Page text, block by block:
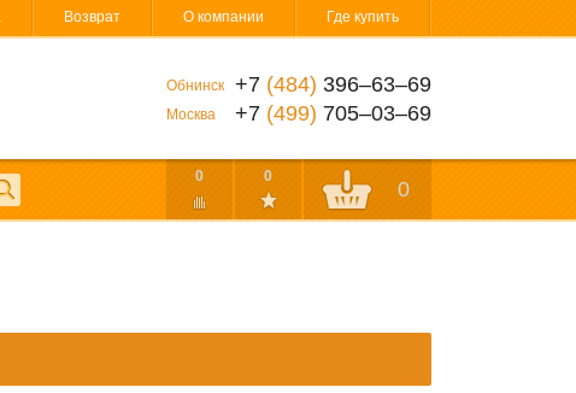
Возврат О компании Где купить
Обнинск +7 (484) 396‒63‒69
Москва +7 (499) 705‒03‒69
0 0
0